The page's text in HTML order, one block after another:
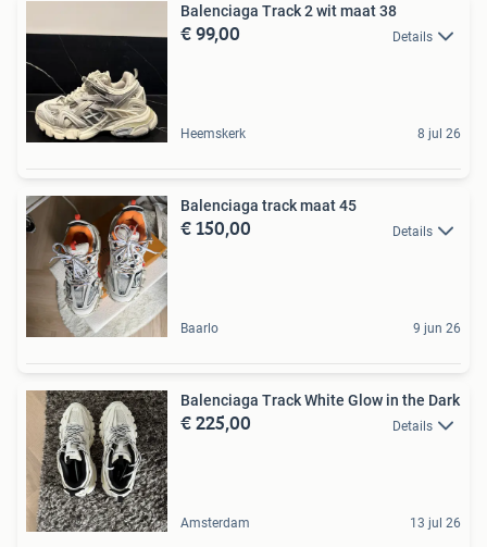
Balenciaga Track 2 wit maat 38
€ 99,00 Details
Heemskerk 8 jul 26
Balenciaga track maat 45
€ 150,00 Details
Baarlo 9 jun 26
Balenciaga Track White Glow in the Dark
€ 225,00 Details
Amsterdam 13 jul 26